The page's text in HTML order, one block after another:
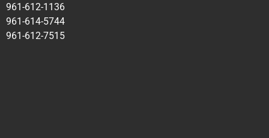
961-612-1136
961-614-5744
961-612-7515